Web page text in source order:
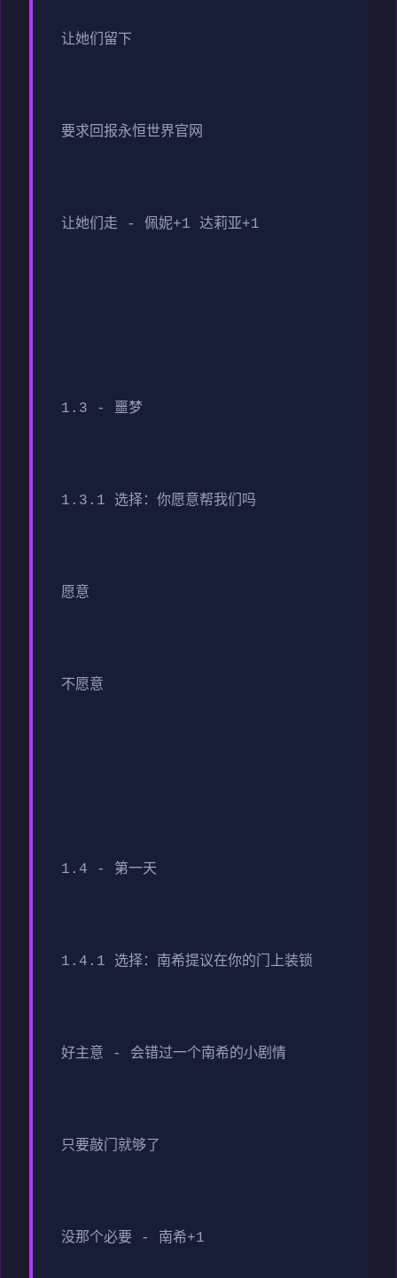
让她们留下
要求回报永恒世界官网
让她们走 - 佩妮+1 达莉亚+1
1.3 - 噩梦
1.3.1 选择：你愿意帮我们吗
愿意
不愿意
1.4 - 第一天
1.4.1 选择：南希提议在你的门上装锁
好主意 - 会错过一个南希的小剧情
只要敲门就够了
没那个必要 - 南希+1